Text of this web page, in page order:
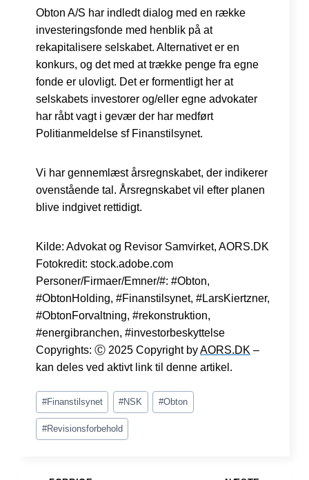
Obton A/S har indledt dialog med en række
investeringsfonde med henblik på at
rekapitalisere selskabet. Alternativet er en
konkurs, og det med at trække penge fra egne
fonde er ulovligt. Det er formentligt her at
selskabets investorer og/eller egne advokater
har råbt vagt i gevær der har medført
Politianmeldelse sf Finanstilsynet.
Vi har gennemlæst årsregnskabet, der indikerer
ovenstående tal. Årsregnskabet vil efter planen
blive indgivet rettidigt.
Kilde: Advokat og Revisor Samvirket, AORS.DK
Fotokredit: stock.adobe.com
Personer/Firmaer/Emner/#: #Obton,
#ObtonHolding, #Finanstilsynet, #LarsKiertzner,
#ObtonForvaltning, #rekonstruktion,
#energibranchen, #investorbeskyttelse
Copyrights: Ⓒ 2025 Copyright byAORS.DK –
kan deles ved aktivt link til denne artikel.
Indlæg-
tags:
#Finanstilsynet #NSK #Obton
#Revisionsforbehold